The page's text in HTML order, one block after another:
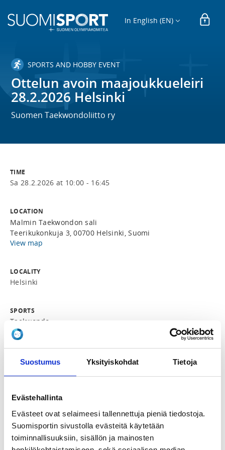
Suostumus Yksityiskohdat Tietoja
Evästehallinta
Evästeet ovat selaimeesi tallennettuja pieniä tiedostoja.
Suomisportin sivustolla evästeitä käytetään
toiminnallisuuksiin, sisällön ja mainosten
In English (EN)
SPORTS AND HOBBY EVENT
Ottelun avoin maajoukkueleiri
28.2.2026 Helsinki
Suomen Taekwondoliitto ry
TIME
Sa 28.2.2026 at 10:00 - 16:45
LOCATION
Malmin Taekwondon sali
Teerikukonkuja 3, 00700 Helsinki, Suomi
View map
LOCALITY
Helsinki
SPORTS
Taekwondo
REGISTRATION PERIOD
Mo 2.2.2026 at 12:30 - Fr 27.2.2026 at 20:00
Koko leiri 60,00 €
ADDITIONAL INFORMATION
Jung Hyun Cho